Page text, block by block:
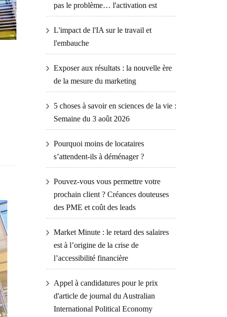
pas le problème… l'activation est
L'impact de l'IA sur le travail et
l'embauche
Exposer aux résultats : la nouvelle ère
de la mesure du marketing
5 choses à savoir en sciences de la vie :
Semaine du 3 août 2026
Pourquoi moins de locataires
s’attendent-ils à déménager ?
Pouvez-vous vous permettre votre
prochain client ? Créances douteuses
des PME et coût des leads
Market Minute : le retard des salaires
est à l’origine de la crise de
l’accessibilité financière
Appel à candidatures pour le prix
d'article de journal du Australian
International Political Economy